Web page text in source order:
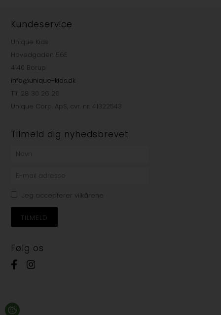
Kundeservice
Unique Kids
Hovedgaden 56E
4140 Borup
info@unique-kids.dk
Tlf. 28 30 26 26
Unique Corp. ApS, cvr. nr. 41322543
Tilmeld dig nyhedsbrevet
Jeg accepterer vilkårene
Følg os